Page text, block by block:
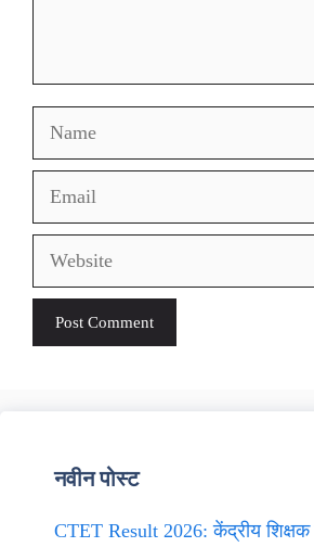
Name
Email
Website
नवीन पोस्ट
CTET Result 2026: केंद्रीय शिक्षक